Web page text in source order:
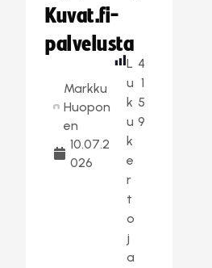
Kuvat.fi-
palvelusta
Markku
Huopon
en
10.07.2
026
L
u
k
u
k
e
r
t
o
j
a
4
1
5
9